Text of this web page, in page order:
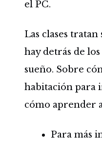
el PC.
Las clases
hay detrás de
sueño. Sobre
habitación para
cómo aprender
Para más